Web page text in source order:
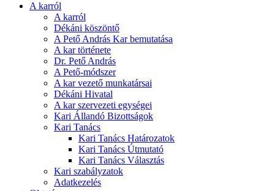
A karról
A karról
Dékáni köszöntő
A Pető András Kar bemutatása
A kar története
Dr. Pető András
A Pető-módszer
A kar vezető munkatársai
Dékáni Hivatal
A kar szervezeti egységei
Kari Állandó Bizottságok
Kari Tanács
Kari Tanács Határozatok
Kari Tanács Útmutató
Kari Tanács Választás
Kari szabályzatok
Adatkezelés